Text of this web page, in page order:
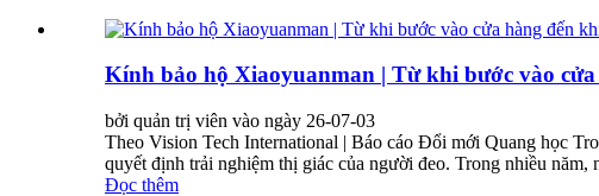
Kính bảo hộ Xiaoyuanman | Từ khi bước vào
bởi quản trị viên vào ngày 26-07-03
Theo Vision Tech International | Báo cáo Đổi mới Quang học
quyết định trải nghiệm thị giác của người đeo. Trong nhiều
Đọc thêm